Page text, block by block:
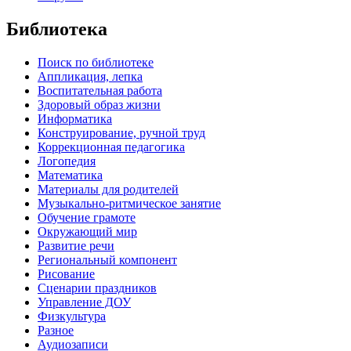
Библиотека
Поиск по библиотеке
Аппликация, лепка
Воспитательная работа
Здоровый образ жизни
Информатика
Конструирование, ручной труд
Коррекционная педагогика
Логопедия
Математика
Материалы для родителей
Музыкально-ритмическое занятие
Обучение грамоте
Окружающий мир
Развитие речи
Региональный компонент
Рисование
Сценарии праздников
Управление ДОУ
Физкультура
Разное
Аудиозаписи